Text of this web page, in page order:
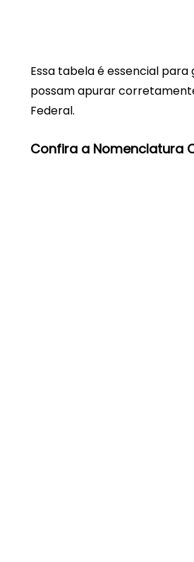
Essa tabela é essencial
possam apurar
Federal.
Confira a Nomenclatura